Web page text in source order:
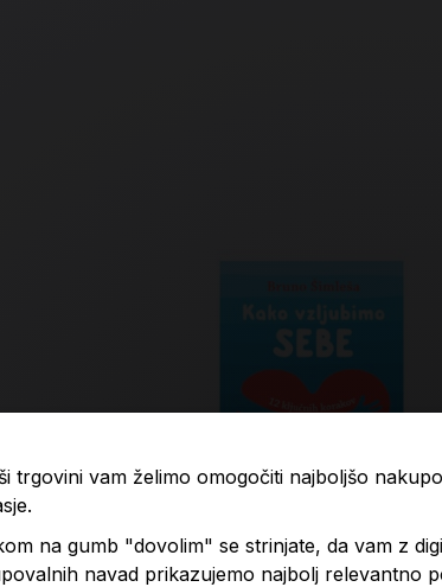
trgovini vam želimo omogočiti najboljšo
na gumb "dovolim" se strinjate, da vam z
navad prikazujemo najbolj relevantno